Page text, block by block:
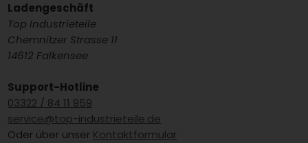
Ladengeschäft
Top Industrieteile
Chemnitzer Strasse 11
14612 Falkensee
Support-Hotline
03322 / 84 11 959
service@top-industrieteile.de
Oder über unser Kontaktformular